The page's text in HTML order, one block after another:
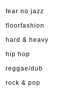
fear no jazz
floorfashion
hard & heavy
hip hop
reggae/dub
rock & pop